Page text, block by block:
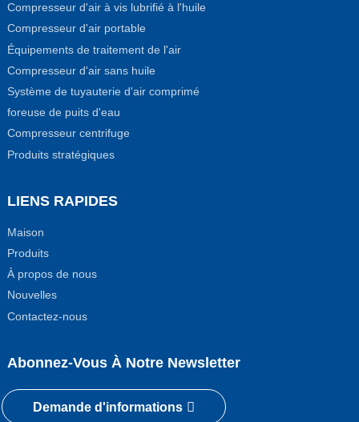
Compresseur d'air à vis lubrifié à l'huile
Compresseur d'air portable
Équipements de traitement de l'air
Compresseur d'air sans huile
Système de tuyauterie d'air comprimé
foreuse de puits d'eau
Compresseur centrifuge
Produits stratégiques
LIENS RAPIDES
Maison
Produits
À propos de nous
Nouvelles
Contactez-nous
Abonnez-Vous À Notre Newsletter
Demande d'informations